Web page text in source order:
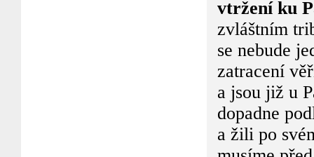
vtržení ku
zvláštním
se nebude
zatracení
a jsou již u
dopadne
a žili po